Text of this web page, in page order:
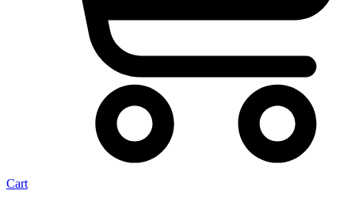
Cart